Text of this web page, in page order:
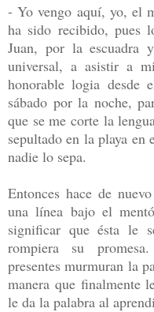
- Yo vengo aquí, yo, el
ha sido recibido, pues
Juan, por la
universal, a asistir a
honorable logia desde
sábado por la noche,
que se me corte la
sepultado en la playa
nadie lo sepa.
Entonces hace de
una línea bajo el
significar que ésta le
rompiera su
presentes murmuran la
manera que finalmente
le da la palabra al